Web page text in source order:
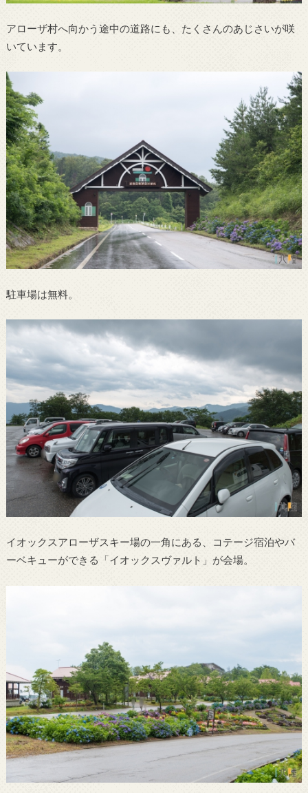
アローザ村へ向かう途中の道路にも、たくさんのあじさいが咲
いています。
駐車場は無料。
イオックスアローザスキー場の一角にある、コテージ宿泊やバ
ーベキューができる「イオックスヴァルト」が会場。